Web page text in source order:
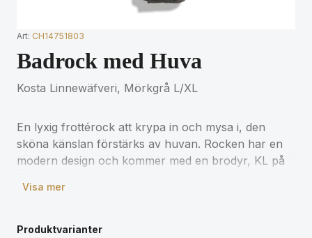
Art: CH14751803
Badrock med Huva
Kosta Linnewäfveri, Mörkgrå L/XL
En lyxig frottérock att krypa in och mysa i, den
sköna känslan förstärks av huvan. Rocken har en
modern design och kommer med en brodyr, KL på
450g/m²
Visa mer
Produktvarianter